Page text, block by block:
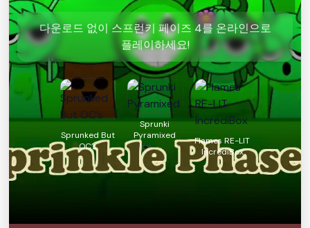
다운로드 없이 스프런키 페이즈 4를 온라인으로
플레이하세요!
Sprunked But
OC’s
Sprunki
Pyramixed
Flames RE-LIT
IncrediBox